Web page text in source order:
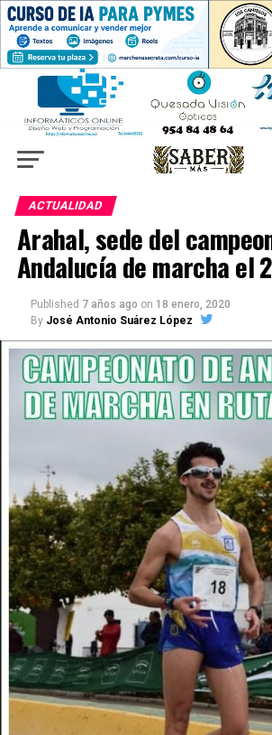
ACTUALIDAD
Arahal, sede del
Andalucía de marcha el
Published 7 años ago on 18 enero, 2020
By José Antonio Suárez López